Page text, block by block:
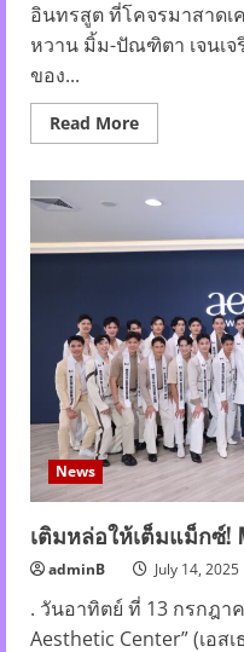
ไซซ์
ไทย
แลนด์
วอร์ด
2025”
ครั้ง
โลก
อินทรสูต ที่โคจรมาสาด
หวาน มิ้ม-ปัณฑิตา เจนเจ
ของ...
Read MoreRead
more
คิว
ซี
รีส์
ปเปิ้ล-
มิ้ม”
ปา
โมเมนต์
ความ
หวาน
ทำฮ็อป
ทั้ง
กอง!!
News
เติมหล่อให้เต็มแม็กซ์!
adminB July 14, 2025
. วันอาทิตย์ ที่ 13 กรกฎา
Aesthetic Center” (เอส